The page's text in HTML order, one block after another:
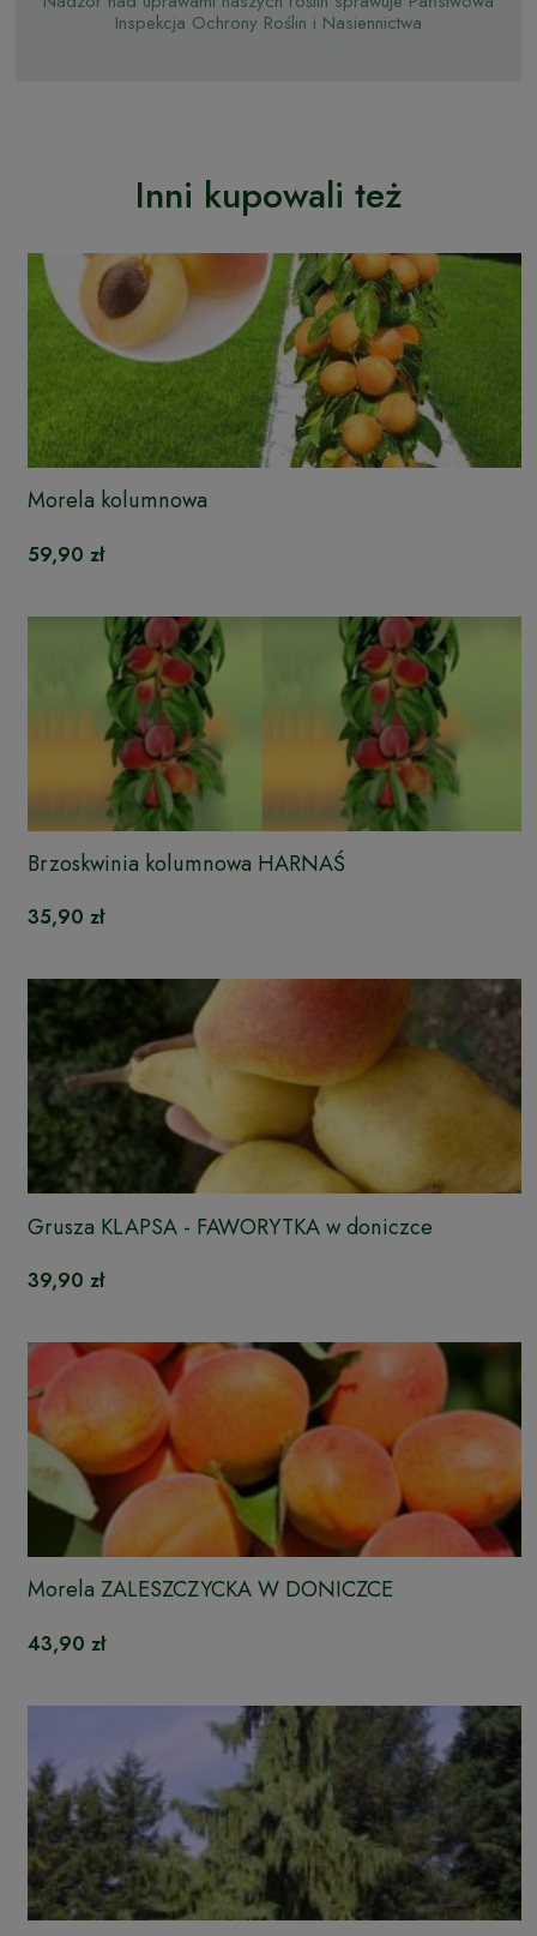
Inspekcja Ochrony Roślin i Nasiennictwa
Inni kupowali też
Morela kolumnowa
59,90 zł
Brzoskwinia kolumnowa HARNAŚ
35,90 zł
Grusza KLAPSA - FAWORYTKA w doniczce
39,90 zł
Morela ZALESZCZYCKA W DONICZCE
43,90 zł